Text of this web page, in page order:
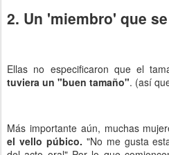
2. Un 'miembro' que
Ellas no especificaron que el
tuviera un "buen tamaño". (así
Más importante aún, muchas
el vello púbico. "No me gusta